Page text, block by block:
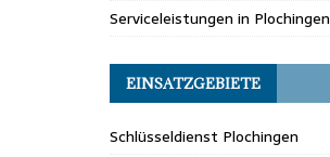
Serviceleistungen in Plochingen
EINSATZGEBIETE
Schlüsseldienst Plochingen